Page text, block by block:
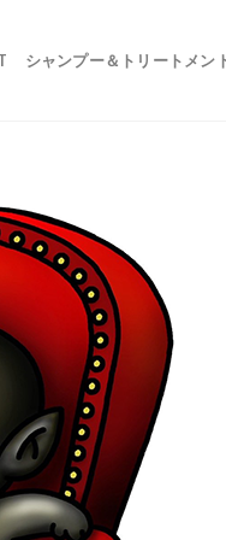
シャンプー＆トリートメン